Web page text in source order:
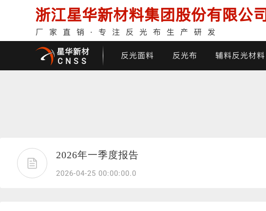
浙江星华新材料集团股份有限公司
厂家直销·专注反光布生产研发
星华新材
CNSS
反光面料 反光布 辅料反光材料
2026年一季度报告
2026-04-25 00:00:00.0